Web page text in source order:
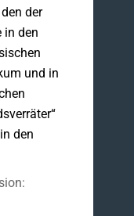
der
in den
und in
den